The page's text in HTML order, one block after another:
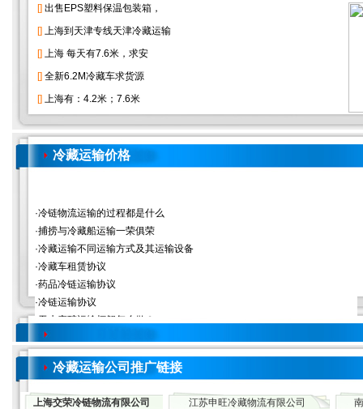
冷藏运输价格
冷藏运输公司推广链接
上海交荣冷链物流有限公司
江苏申旺冷藏物流有限公司